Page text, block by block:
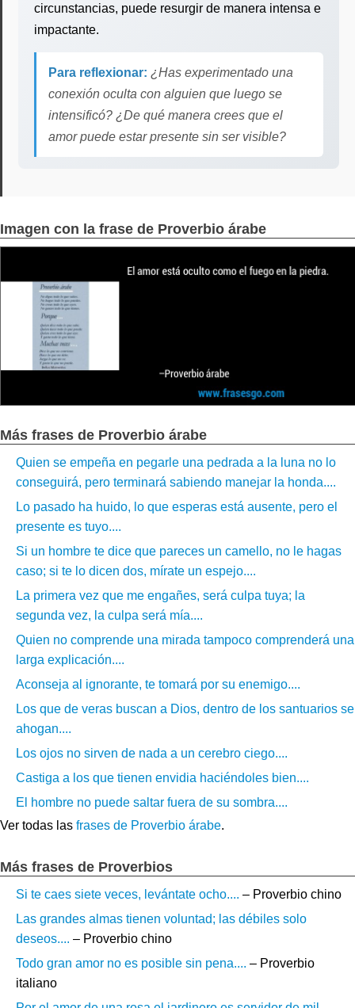
circunstancias, puede resurgir de manera intensa e
impactante.
Para reflexionar: ¿Has experimentado una
conexión oculta con alguien que luego se
intensificó? ¿De qué manera crees que el
amor puede estar presente sin ser visible?
Imagen con la frase de Proverbio árabe
Más frases de Proverbio árabe
Quien se empeña en pegarle una pedrada a la luna no lo
conseguirá, pero terminará sabiendo manejar la honda....
Lo pasado ha huido, lo que esperas está ausente, pero el
presente es tuyo....
Si un hombre te dice que pareces un camello, no le hagas
caso; si te lo dicen dos, mírate un espejo....
La primera vez que me engañes, será culpa tuya; la
segunda vez, la culpa será mía....
Quien no comprende una mirada tampoco comprenderá una
larga explicación....
Aconseja al ignorante, te tomará por su enemigo....
Los que de veras buscan a Dios, dentro de los santuarios se
ahogan....
Los ojos no sirven de nada a un cerebro ciego....
Castiga a los que tienen envidia haciéndoles bien....
El hombre no puede saltar fuera de su sombra....
Ver todas las frases de Proverbio árabe.
Más frases de Proverbios
Si te caes siete veces, levántate ocho.... – Proverbio chino
Las grandes almas tienen voluntad; las débiles solo
deseos.... – Proverbio chino
Todo gran amor no es posible sin pena.... – Proverbio
italiano